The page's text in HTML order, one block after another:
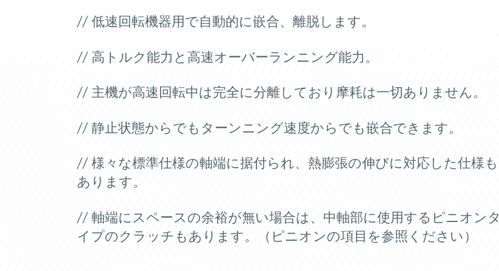
// 低速回転機器用で自動的に嵌合、離脱します。
// 高トルク能力と高速オーバーランニング能力。
// 主機が高速回転中は完全に分離しており摩耗は一切ありません。
// 静止状態からでもターンニング速度からでも嵌合できます。
// 様々な標準仕様の軸端に据付られ、熱膨張の伸びに対応した仕様も
あります。
// 軸端にスペースの余裕が無い場合は、中軸部に使用するピニオンタ
イプのクラッチもあります。（ピニオンの項目を参照ください）